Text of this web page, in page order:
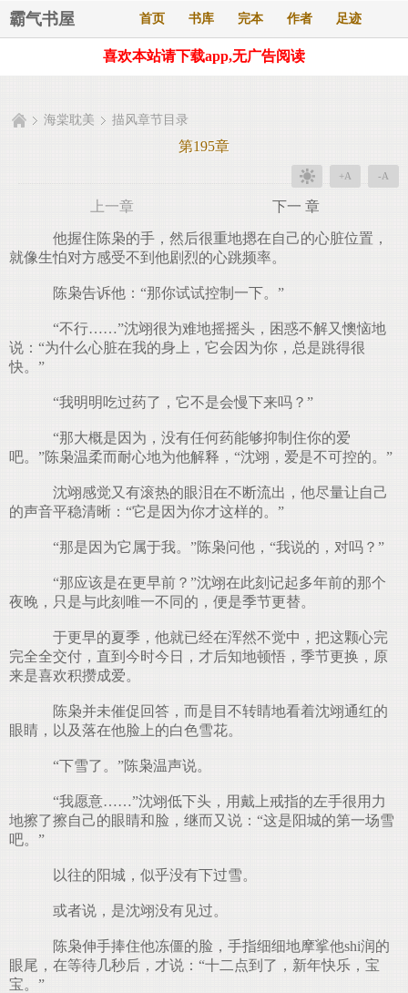
霸气书屋 首页 书库 完本 作者 足迹
喜欢本站请下载app,无广告阅读
海棠耽美 描风章节目录
第195章
+A -A
上一章 下一 章
他握住陈枭的手，然后很重地摁在自己的心脏位置，
就像生怕对方感受不到他剧烈的心跳频率。
陈枭告诉他：“那你试试控制一下。”
“不行……”沈翊很为难地摇摇头，困惑不解又懊恼地
说：“为什么心脏在我的身上，它会因为你，总是跳得很
快。”
“我明明吃过药了，它不是会慢下来吗？”
“那大概是因为，没有任何药能够抑制住你的爱
吧。”陈枭温柔而耐心地为他解释，“沈翊，爱是不可控的。”
沈翊感觉又有滚热的眼泪在不断流出，他尽量让自己
的声音平稳清晰：“它是因为你才这样的。”
“那是因为它属于我。”陈枭问他，“我说的，对吗？”
“那应该是在更早前？”沈翊在此刻记起多年前的那个
夜晚，只是与此刻唯一不同的，便是季节更替。
于更早的夏季，他就已经在浑然不觉中，把这颗心完
完全全交付，直到今时今日，才后知地顿悟，季节更换，原
来是喜欢积攒成爱。
陈枭并未催促回答，而是目不转睛地看着沈翊通红的
眼睛，以及落在他脸上的白色雪花。
“下雪了。”陈枭温声说。
“我愿意……”沈翊低下头，用戴上戒指的左手很用力
地擦了擦自己的眼睛和脸，继而又说：“这是阳城的第一场雪
吧。”
以往的阳城，似乎没有下过雪。
或者说，是沈翊没有见过。
陈枭伸手捧住他冻僵的脸，手指细细地摩挲他shi润的
眼尾，在等待几秒后，才说：“十二点到了，新年快乐，宝
宝。”